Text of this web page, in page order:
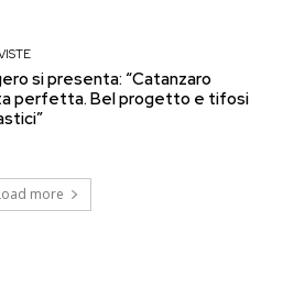
si presenta: “Catanzaro
perfetta. Bel progetto e tifosi
more